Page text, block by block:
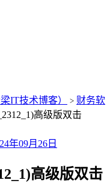
IT技术博客） > 财务软
高级版双击
年09月26日
高级版双击